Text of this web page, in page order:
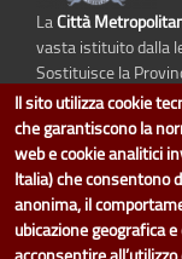
LaCittà
vasta istituito dalla
Sostituisce la
Il design e la gestione
Direzione è
Il sito utilizza cookie
che garantiscono la
web e cookie analitici
Italia) che consentono
anonima, il
ubicazione geografica